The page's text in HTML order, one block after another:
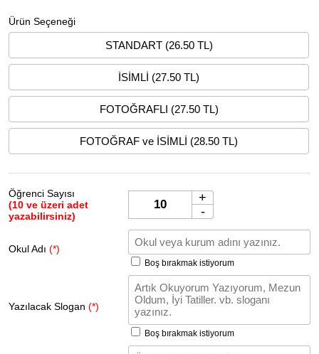
Ürün Seçeneği
STANDART (26.50 TL)
İSİMLİ (27.50 TL)
FOTOĞRAFLI (27.50 TL)
FOTOĞRAF ve İSİMLİ (28.50 TL)
Öğrenci Sayısı
(10 ve üzeri adet
yazabilirsiniz)
+
-
Okul Adı (*)
Boş bırakmak istiyorum
Yazılacak Slogan (*)
Boş bırakmak istiyorum